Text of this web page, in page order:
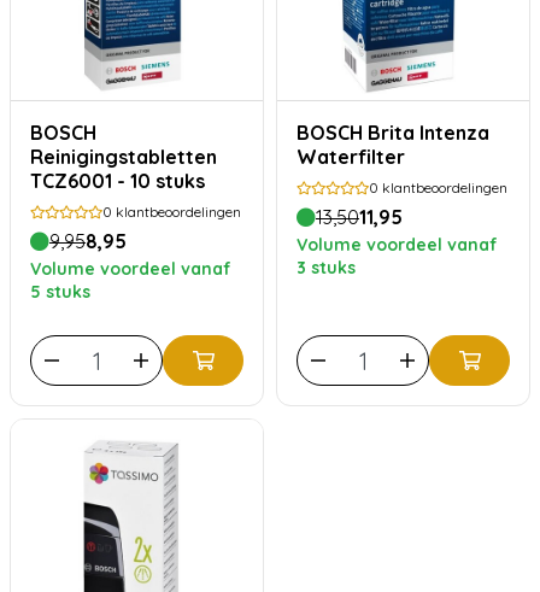
BOSCH
Reinigingstabletten
TCZ6001 - 10 stuks
0 klantbeoordelingen
9,958,95
Volume voordeel vanaf
5 stuks
BOSCH Brita Intenza
Waterfilter
0 klantbeoordelingen
13,5011,95
Volume voordeel vanaf
3 stuks